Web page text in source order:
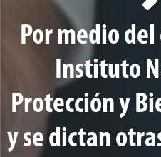
Por medio del
Instituto
Protección y
y se dictan